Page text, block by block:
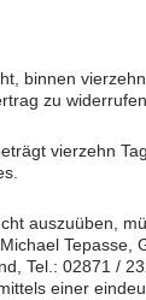
binnen
zu widerrufen.
vierzehn
auszuüben,
Tepasse,
Tel.: 02871 /
einer